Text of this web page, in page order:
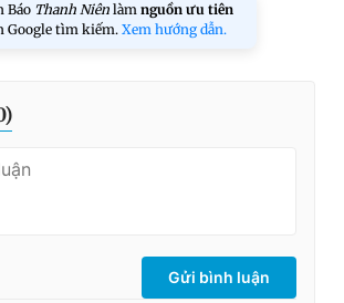
Báo Thanh Niên làm nguồn ưu tiên
Google tìm kiếm. Xem hướng dẫn.
)
Gửi bình luận